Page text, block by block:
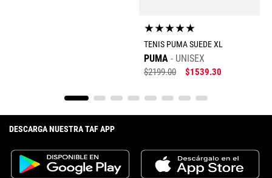
★★★★★
TENIS PUMA SUEDE XL
PUMA UNISEX
$2199.00 $1539.30
DESCARGA NUESTRA TAF APP